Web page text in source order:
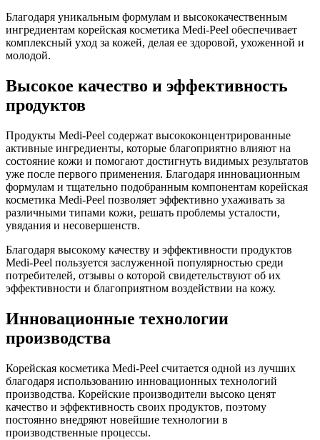
Благодаря уникальным формулам и высококачественным
ингредиентам корейская косметика Medi-Peel обеспечивает
комплексный уход за кожей, делая ее здоровой, ухоженной и
молодой.
Высокое качество и эффективность
продуктов
Продукты Medi-Peel содержат высококонцентрированные
активные ингредиенты, которые благоприятно влияют на
состояние кожи и помогают достигнуть видимых результатов
уже после первого применения. Благодаря инновационным
формулам и тщательно подобранным компонентам корейская
косметика Medi-Peel позволяет эффективно ухаживать за
различными типами кожи, решать проблемы усталости,
увядания и несовершенств.
Благодаря высокому качеству и эффективности продуктов
Medi-Peel пользуется заслуженной популярностью среди
потребителей, отзывы о которой свидетельствуют об их
эффективности и благоприятном воздействии на кожу.
Инновационные технологии
производства
Корейская косметика Medi-Peel считается одной из лучших
благодаря использованию инновационных технологий
производства. Корейские производители высоко ценят
качество и эффективность своих продуктов, поэтому
постоянно внедряют новейшие технологии в
производственные процессы.